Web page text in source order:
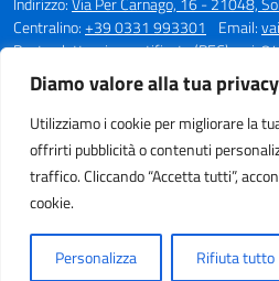
Diamo valore alla tua privacy
Utilizziamo i cookie per migliorare la
offrirti pubblicità o contenuti
traffico. Cliccando “Accetta tutti”,
cookie.
Personalizza Rifiuta tutto
Centralino:+39 0331 993301 Email:
Posta elettronica certificata (PEC):
Codice fiscale: 80015980123
Codice meccanografico:
VAIC84000Q
Codice unico di fatturazione (CUF): UFBQUC